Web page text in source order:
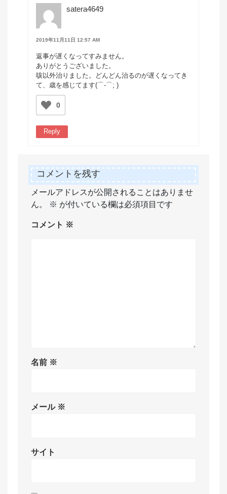
satera4649
2019年11月11日 12:57 AM
返事が遅くなってすみません。
ありがとうございました。
咳以外治りました。どんどん治るのが遅くなってき
て、歳を感じてます(⌒-⌒; )
0
Reply
コメントを残す
メールアドレスが公開されることはありませ
ん。
※ が付いている欄は必須項目です
コメント ※
名前 ※
メール ※
サイト